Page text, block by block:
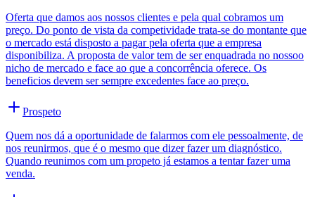
Oferta que damos aos nossos clientes e pela qual cobramos um
preço. Do ponto de vista da competividade trata-se do montante que
o mercado está disposto a pagar pela oferta que a empresa
disponibiliza. A proposta de valor tem de ser enquadrada no nossoo
nicho de mercado e face ao que a concorrência oferece. Os
beneficios devem ser sempre excedentes face ao preço.
Prospeto
Quem nos dá a oportunidade de falarmos com ele pessoalmente, de
nos reunirmos, que é o mesmo que dizer fazer um diagnóstico.
Quando reunimos com um propeto já estamos a tentar fazer uma
venda.